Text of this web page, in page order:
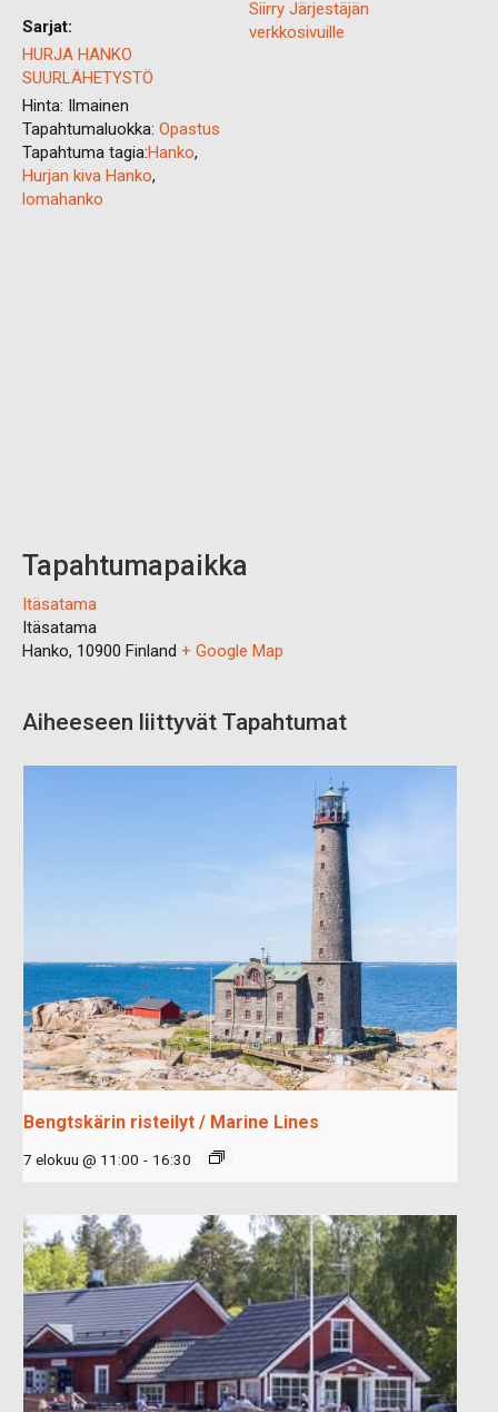
Sarjat:
HURJA HANKO
SUURLÄHETYSTÖ
Hinta: Ilmainen
Tapahtumaluokka: Opastus
Tapahtuma tagia:Hanko,
Hurjan kiva Hanko,
lomahanko
Siirry Järjestäjän
verkkosivuille
Tapahtumapaikka
Itäsatama
Itäsatama
Hanko, 10900 Finland + Google Map
Aiheeseen liittyvät Tapahtumat
Bengtskärin risteilyt / Marine Lines
7 elokuu @ 11:00 - 16:30